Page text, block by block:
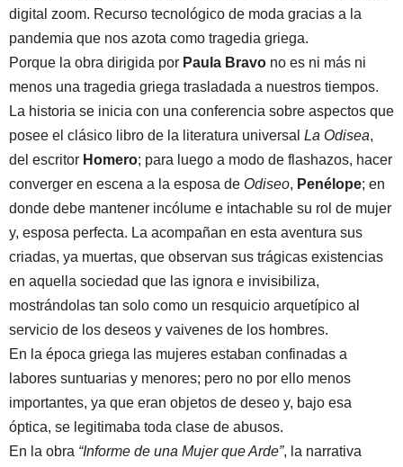
digital zoom. Recurso tecnológico de moda gracias a la
pandemia que nos azota como tragedia griega.
Porque la obra dirigida por Paula Bravo no es ni más ni
menos una tragedia griega trasladada a nuestros tiempos.
La historia se inicia con una conferencia sobre aspectos que
posee el clásico libro de la literatura universal La Odisea,
del escritor Homero; para luego a modo de flashazos, hacer
converger en escena a la esposa de Odiseo, Penélope; en
donde debe mantener incólume e intachable su rol de mujer
y, esposa perfecta. La acompañan en esta aventura sus
criadas, ya muertas, que observan sus trágicas existencias
en aquella sociedad que las ignora e invisibiliza,
mostrándolas tan solo como un resquicio arquetípico al
servicio de los deseos y vaivenes de los hombres.
En la época griega las mujeres estaban confinadas a
labores suntuarias y menores; pero no por ello menos
importantes, ya que eran objetos de deseo y, bajo esa
óptica, se legitimaba toda clase de abusos.
En la obra “Informe de una Mujer que Arde”, la narrativa